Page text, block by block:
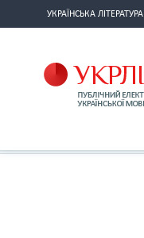
УКРАЇНСЬКА ЛІТЕРАТУРА